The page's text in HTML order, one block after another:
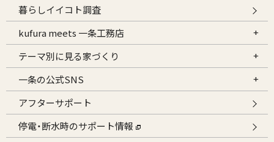
暮らしイイコト調査
kufura meets 一条工務店
テーマ別に見る家づくり
一条の公式SNS
アフターサポート
停電・断水時のサポート情報